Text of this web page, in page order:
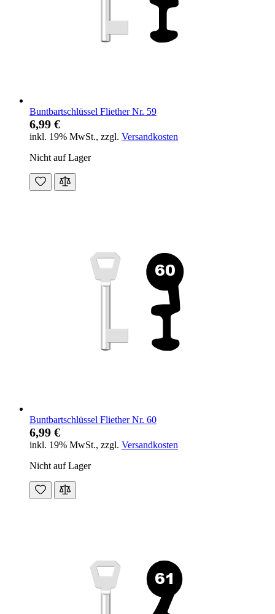
Buntbartschlüssel Fliether Nr. 59
6,99 €
inkl. 19% MwSt., zzgl. Versandkosten
Nicht auf Lager
Buntbartschlüssel Fliether Nr. 60
6,99 €
inkl. 19% MwSt., zzgl. Versandkosten
Nicht auf Lager